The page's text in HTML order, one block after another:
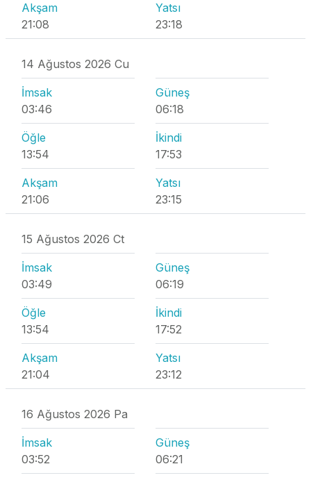
Akşam
21:08
Yatsı
23:18
14 Ağustos 2026 Cu
İmsak
03:46
Güneş
06:18
Öğle
13:54
İkindi
17:53
Akşam
21:06
Yatsı
23:15
15 Ağustos 2026 Ct
İmsak
03:49
Güneş
06:19
Öğle
13:54
İkindi
17:52
Akşam
21:04
Yatsı
23:12
16 Ağustos 2026 Pa
İmsak
03:52
Güneş
06:21